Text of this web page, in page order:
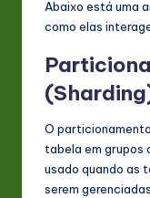
Abaixo está uma
como elas
O
tabela em grupos
usado quando as
serem